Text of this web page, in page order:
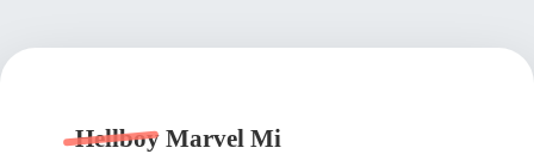
Hellboy Marvel Mi